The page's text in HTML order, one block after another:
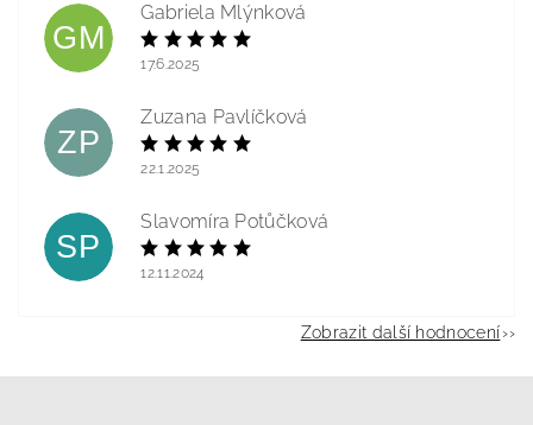
GM
Gabriela Mlýnková
17.6.2025
ZP
Zuzana Pavlíčková
22.1.2025
SP
Slavomíra Potůčková
12.11.2024
Zobrazit další hodnocení